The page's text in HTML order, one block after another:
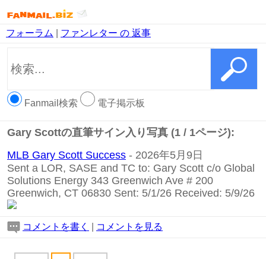
フォーラム ファンレター の 返事
Fanmail検索 電子掲示板
Gary Scottの直筆サイン入り写真 (1 / 1ページ):
MLB Gary Scott Success - 2026年5月9日
Sent a LOR, SASE and TC to: Gary Scott c/o Global
Solutions Energy 343 Greenwich Ave # 200
Greenwich, CT 06830 Sent: 5/1/26 Received: 5/9/26
コメントを書く コメントを見る